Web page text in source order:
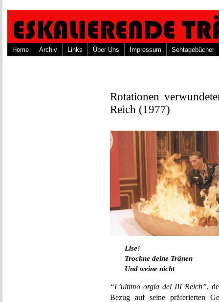
Home Archiv Links Über Uns Impressum Sehtagebücher
Rotationen
Reich (1977)
Lise!
Trockne deine Tränen
Und weine nicht
“L’ultimo orgia del III Reich”,
Bezug auf seine präferierten